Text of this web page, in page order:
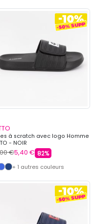
à scratch avec logo Homme
- NOIR
€5,40 € 82%
+ 1 autres couleurs